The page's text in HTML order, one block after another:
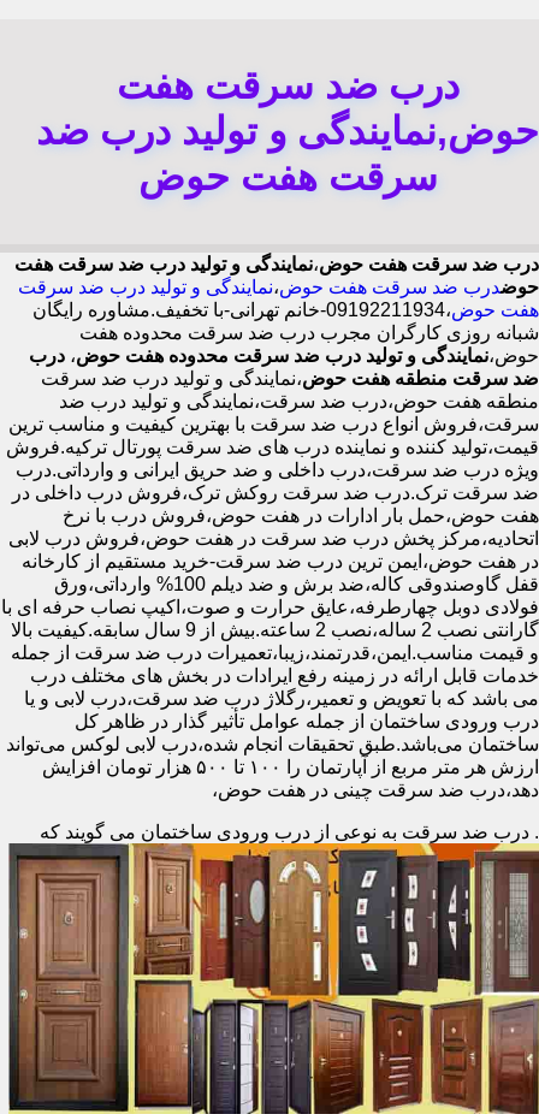
درب ضد سرقت هفت
حوض,نمایندگی و تولید درب ضد
سرقت هفت حوض
درب ضد سرقت هفت حوض،نمایندگی و تولید درب ضد سرقت هفت
حوضدرب ضد سرقت هفت حوض،نمایندگی و تولید درب ضد سرقت
هفت حوض
،09192211934-خانم تهرانی-با تخفیف.مشاوره رایگان
شبانه روزی کارگران مجرب درب ضد سرقت محدوده هفت
حوض،نمایندگی و تولید درب ضد سرقت محدوده هفت حوض، درب
ضد سرقت منطقه هفت حوض،نمایندگی و تولید درب ضد سرقت
منطقه هفت حوض،درب ضد سرقت،نمایندگی و تولید درب ضد
سرقت،فروش انواع درب ضد سرقت با بهترین کیفیت و مناسب ترین
قیمت،تولید کننده و نماینده درب های ضد سرقت پورتال ترکیه.فروش
ویژه درب ضد سرقت،درب داخلی و ضد حریق ایرانی و وارداتی.درب
ضد سرقت ترک.درب ضد سرقت روکش ترک،فروش درب داخلی در
هفت حوض،حمل بار ادارات در هفت حوض،فروش درب با نرخ
اتحادیه،مرکز پخش درب ضد سرقت در هفت حوض،فروش درب لابی
در هفت حوض،ایمن ترین درب ضد سرقت-خرید مستقیم از کارخانه
قفل گاوصندوقی کاله،ضد برش و ضد دیلم 100% وارداتی،ورق
فولادی دوبل چهارطرفه،عایق حرارت و صوت،اکیپ نصاب حرفه ای با
گارانتی نصب 2 ساله،نصب 2 ساعته.بیش از 9 سال سابقه.کیفیت بالا
و قیمت مناسب.ایمن،قدرتمند،زیبا،تعمیرات درب ضد سرقت از جمله
خدمات قابل ارائه در زمینه رفع ایرادات در بخش های مختلف درب
می باشد که با تعویض و تعمیر،رگلاژ درب ضد سرقت،درب لابی و یا
درب ورودی ساختمان از جمله عوامل تأثیر گذار در ظاهر کل
ساختمان می‌باشد.طبق تحقیقات انجام شده،درب لابی لوکس می‌تواند
ارزش هر متر مربع از آپارتمان را ۱۰۰ تا ۵۰۰ هزار تومان افزایش
دهد،درب ضد سرقت چینی در هفت حوض،
. درب ضد سرقت به نوعی از درب ورودی ساختمان می گویند که